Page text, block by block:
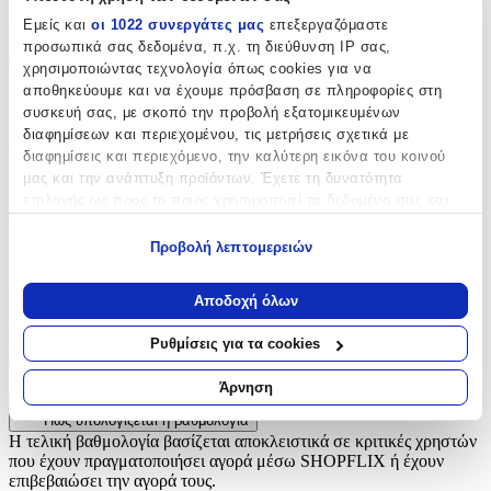
Εμείς και οι 1022 συνεργάτες μας επεξεργαζόμαστε
προσωπικά σας δεδομένα, π.χ. τη διεύθυνση IP σας,
χρησιμοποιώντας τεχνολογία όπως cookies για να
αποθηκεύουμε και να έχουμε πρόσβαση σε πληροφορίες στη
συσκευή σας, με σκοπό την προβολή εξατομικευμένων
διαφημίσεων και περιεχομένου, τις μετρήσεις σχετικά με
διαφημίσεις και περιεχόμενο, την καλύτερη εικόνα του κοινού
μας και την ανάπτυξη προϊόντων. Έχετε τη δυνατότητα
Να συλλέξουμε πληροφορίες σχετικά με τη γεωγραφική
σας τοποθεσία, οι οποίες μπορεί να είναι ακριβείς σε
απόσταση μερικών μέτρων
Να αναγνωρίσουμε τη συσκευή σας σαρώνοντας ενεργά
για συγκεκριμένα χαρακτηριστικά (δακτυλικό αποτύπωμα)
Μάθετε περισσότερα σχετικά με τον τρόπο επεξεργασίας των
προσωπικών σας δεδομένων και καθορίστε τις προτιμήσεις σας
στηνενότητα “Λεπτομέρειες”. Μπορείτε να αλλάξετε ή να
ανακαλέσετε τη συγκατάθεσή σας ανά πάσα στιγμή από τη
Προβολή λεπτομερειών
Αποδοχή όλων
Ρυθμίσεις για τα cookies
Άρνηση
Sports
Τύπος:
Μπρελόκ
Χρώμα:
Πράσινο
Κατασκευαστής:
Προς το παρόν δεν υπάρχουν άλλες αξιολογήσεις. Όταν
προστεθούν, θα εμφανιστούν εδώ.
Πώς υπολογίζεται η βαθμολογία
Η τελική βαθμολογία βασίζεται αποκλειστικά σε κριτικές χρηστών
που έχουν πραγματοποιήσει αγορά μέσω SHOPFLIX ή έχουν
επιβεβαιώσει την αγορά τους.